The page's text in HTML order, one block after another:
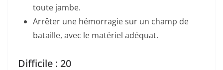
toute jambe.
Arrêter une hémorragie sur un champ de
bataille, avec le matériel adéquat.
Difficile : 20